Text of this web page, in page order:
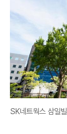
SK네트웍스 삼일